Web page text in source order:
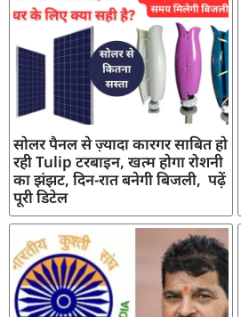
सोलर पैनल से ज़्यादा कारगर साबित हो
रही Tulip टरबाइन, खत्म होगा रोशनी
का झंझट, दिन-रात बनेगी बिजली, पढ़ें
पूरी डिटेल